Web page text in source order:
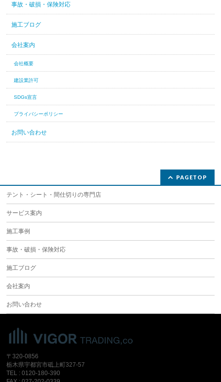
事故・破損・保険対応
施工ブログ
会社案内
会社概要
建設業許可
SDGs宣言
プライバシーポリシー
お問い合わせ
PAGETOP
テント・シート・間仕切りの専門店
サービス案内
施工事例
事故・破損・保険対応
施工ブログ
会社案内
お問い合わせ
〒320-0856
栃木県宇都宮市砥上町327-57
TEL : 0120-180-390